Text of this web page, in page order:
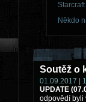
Starcraft
Někdo
Soutěž o
01.09.2017 |
UPDATE
odpovědí byli